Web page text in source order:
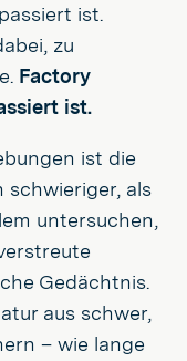
ist.
zu
Factory
ist.
ist die
schwieriger, als
untersuchen,
Gedächtnis.
aus schwer,
– wie lange